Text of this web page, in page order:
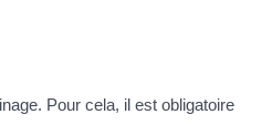
Pour cela, il est obligatoire